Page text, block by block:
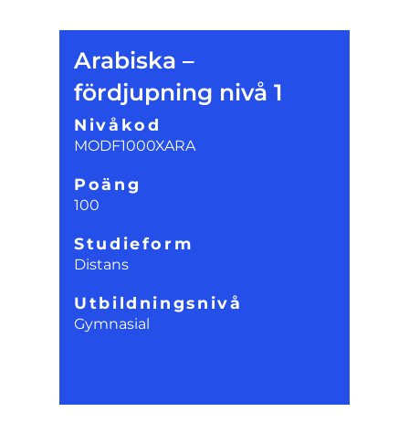
Arabiska –
fördjupning nivå 1
Nivåkod
MODF1000XARA
Poäng
100
Studieform
Distans
Utbildningsnivå
Gymnasial